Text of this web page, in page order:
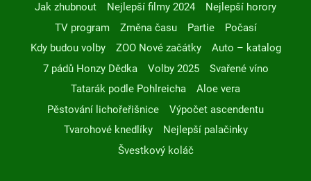
Jak zhubnout Nejlepší filmy 2024
Nejlepší horory
TV program
Změna času Partie
Počasí
Kdy budou volby
ZOO Nové začátky
Auto – katalog
7 pádů Honzy Dědka
Volby 2025
Svařené víno
Tatarák podle Pohlreicha
Aloe vera
Pěstování lichořeřišnice
Výpočet ascendentu
Tvarohové knedlíky
Nejlepší palačinky
Švestkový koláč